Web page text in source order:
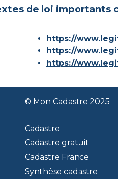
de loi importants
© Mon Cadastre 2025
Cadastre
Cadastre gratuit
Cadastre France
Synthèse cadastre